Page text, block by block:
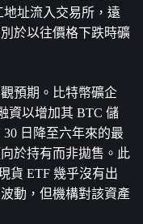
地址流入交易所，遠
於以往價格下跌時礦
預期。比特幣礦企
資以增加其 BTC 儲
日降至六年來的最
於持有而非拋售。此
貨 ETF 幾乎沒有出
動，但機構對該資產